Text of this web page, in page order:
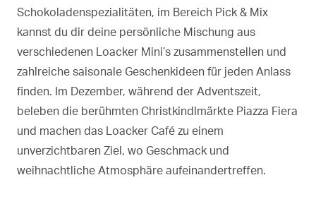
Schokoladenspezialitäten, im Bereich Pick & Mix
kannst du dir deine persönliche Mischung aus
verschiedenen Loacker Mini’s zusammenstellen und
zahlreiche saisonale Geschenkideen für jeden Anlass
finden. Im Dezember, während der Adventszeit,
beleben die berühmten Christkindlmärkte Piazza Fiera
und machen das Loacker Café zu einem
unverzichtbaren Ziel, wo Geschmack und
weihnachtliche Atmosphäre aufeinandertreffen.